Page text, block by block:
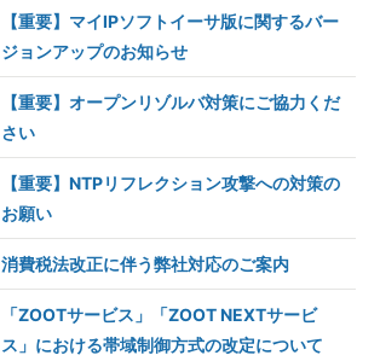
【重要】マイIPソフトイーサ版に関するバー
ジョンアップのお知らせ
【重要】オープンリゾルバ対策にご協力くだ
さい
【重要】NTPリフレクション攻撃への対策の
お願い
消費税法改正に伴う弊社対応のご案内
「ZOOTサービス」「ZOOT NEXTサービ
ス」における帯域制御方式の改定について